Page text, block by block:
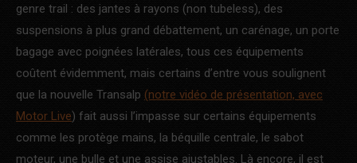
genre trail : des jantes à rayons (non tubeless), des
suspensions à plus grand débattement, un carénage, un porte
bagage avec poignées latérales, tous ces équipements
coûtent évidemment, mais certains d’entre vous soulignent
que la nouvelle Transalp (notre vidéo de présentation, avec
Motor Live) fait aussi l’impasse sur certains équipements
comme les protège mains, la béquille centrale, le sabot
moteur, une bulle et une assise ajustables. Là encore, il est